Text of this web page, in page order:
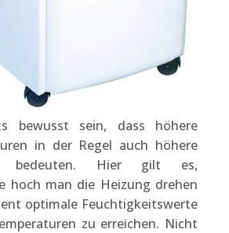
bewusst sein, dass höhere
in der Regel auch höhere
bedeuten. Hier gilt es,
hoch man die Heizung drehen
optimale Feuchtigkeitswerte
zu erreichen. Nicht